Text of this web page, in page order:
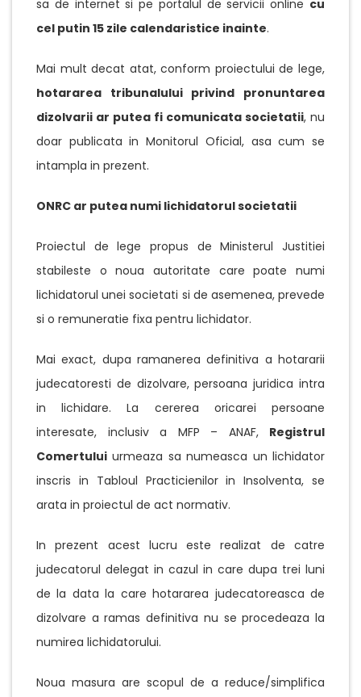
sa de internet si pe portalul de servicii online cu
cel putin 15 zile calendaristice inainte.
Mai mult decat atat, conform proiectului de lege,
hotararea tribunalului privind pronuntarea
dizolvarii ar putea fi comunicata societatii, nu
doar publicata in Monitorul Oficial, asa cum se
intampla in prezent.
ONRC ar putea numi lichidatorul societatii
Proiectul de lege propus de Ministerul Justitiei
stabileste o noua autoritate care poate numi
lichidatorul unei societati si de asemenea, prevede
si o remuneratie fixa pentru lichidator.
Mai exact, dupa ramanerea definitiva a hotararii
judecatoresti de dizolvare, persoana juridica intra
in lichidare. La cererea oricarei persoane
interesate, inclusiv a MFP – ANAF, Registrul
Comertului urmeaza sa numeasca un lichidator
inscris in Tabloul Practicienilor in Insolventa, se
arata in proiectul de act normativ.
In prezent acest lucru este realizat de catre
judecatorul delegat in cazul in care dupa trei luni
de la data la care hotararea judecatoreasca de
dizolvare a ramas definitiva nu se procedeaza la
numirea lichidatorului.
Noua masura are scopul de a reduce/simplifica